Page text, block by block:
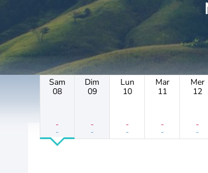
Sam
08
-
-
Dim
09
-
-
Lun
10
-
-
Mar
11
-
-
Mer
12
-
-